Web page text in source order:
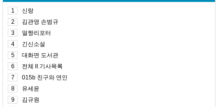
1
신랑
2
김관영 손범규
3
얼짱리포터
4
긴신소설
5
대화면 도서관
6
전체 lt 기사목록
7
015b 친구와 연인
8
유세윤
9
김규원